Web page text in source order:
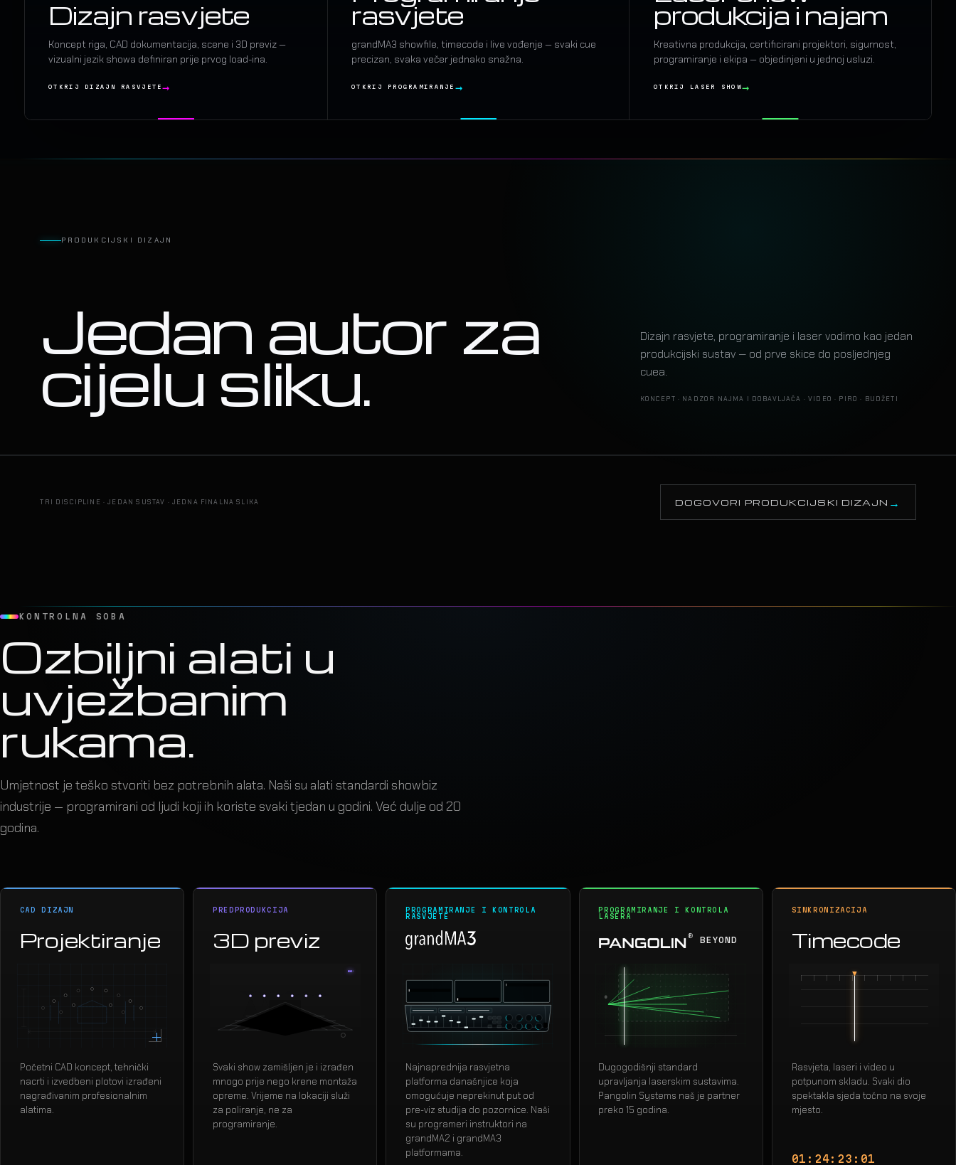
Dizajn rasvjete
Koncept riga, CAD dokumentacija, scene i 3D previz —
vizualni jezik showa definiran prije prvog load-ina.
OTKRIJ DIZAJN RASVJETE
rasvjete
grandMA3 showfile, timecode i live vođenje — svaki cue
precizan, svaka večer jednako snažna.
OTKRIJ PROGRAMIRANJE
produkcija i najam
Kreativna produkcija, certificirani projektori, sigurnost,
programiranje i ekipa — objedinjeni u jednoj usluzi.
OTKRIJ LASER SHOW
PRODUKCIJSKI DIZAJN
Jedan autor za
cijelu sliku.
Dizajn rasvjete, programiranje i laser vodimo kao jedan
produkcijski sustav — od prve skice do posljednjeg
cuea.
KONCEPT · NADZOR NAJMA I DOBAVLJAČA · VIDEO · PIRO · BUDŽETI
kada svaki cue sjedne
na svoje mjesto.
Showfile, timecode i live vođenje pretvaraju statičan koncept u precizan
ritam koji diše s izvođačem i publikom.
DIZAJN RASVJETE
TRI DISCIPLINE · JEDAN SUSTAV · JEDNA FINALNA SLIKA DOGOVORI PRODUKCIJSKI DIZAJN
KONTROLNA SOBA
Ozbiljni alati u
uvježbanim
rukama.
Umjetnost je teško stvoriti bez potrebnih alata. Naši su alati standardi showbiz
industrije — programirani od ljudi koji ih koriste svaki tjedan u godini. Već dulje od 20
godina.
CAD DIZAJN
Projektiranje
Početni CAD koncept, tehnički
nacrti i izvedbeni plotovi izrađeni
nagrađivanim profesionalnim
alatima.
PREDPRODUKCIJA
3D previz
Svaki show zamišljen je i izrađen
mnogo prije nego krene montaža
opreme. Vrijeme na lokaciji služi
za poliranje, ne za
programiranje.
PROGRAMIRANJE I KONTROLA
RASVJETE
grandMA3
Najnaprednija rasvjetna
platforma današnjice koja
omogućuje neprekinut put od
pre-viz studija do pozornice. Naši
su programeri instruktori na
grandMA2 i grandMA3
platformama.
PROGRAMIRANJE I KONTROLA
LASERA
BEYOND
Dugogodišnji standard
upravljanja laserskim sustavima.
Pangolin Systems naš je partner
preko 15 godina.
SINKRONIZACIJA
Timecode
Rasvjeta, laseri i video u
potpunom skladu. Svaki dio
spektakla sjeda točno na svoje
mjesto.
01:24:24:15